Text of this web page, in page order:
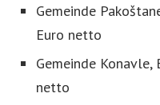
Gemeinde
Euro netto
Gemeinde
netto